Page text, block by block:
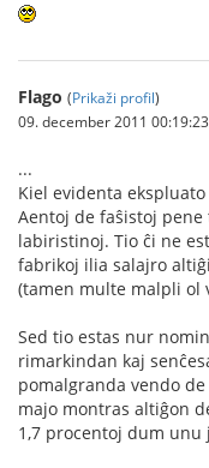
Flago (Prikaži profil)
09. december 2011 00:19:23
...
Kiel evidenta ekspluato
Aentoj de faŝistoj
labiristinoj. Tio ĉi ne
fabrikoj ilia salajro
(tamen multe malpli ol
Sed tio estas nur
rimarkindan kaj
pomalgranda vendo
majo montras altiĝon
1,7 procentoj dum unu